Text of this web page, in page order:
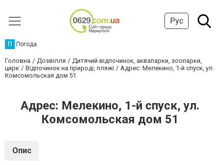
Рус
П Погода
Головна Дозвілля
Дитячий відпочинок, аквапарки, зоопарки,
цирк
Відпочинок на природі, пляжі
Адрес: Мелекино, 1-й спуск, ул.
Комсомольская дом 51
Адрес: Мелекино, 1-й спуск, ул.
Комсомольская дом 51
Опис